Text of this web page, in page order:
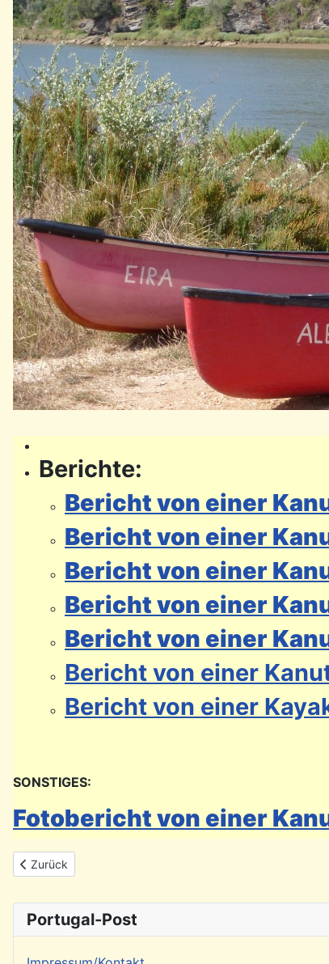
Berichte:
Bericht von einer
Bericht von einer
Bericht von einer
Bericht von einer
Bericht von einer
Bericht von einer
Bericht von einer
SONSTIGES:
Fotobericht von einer
Vorheriger Beitrag: Achtung: Einreisebestimmungen bei
Zurück
Portugal-Post